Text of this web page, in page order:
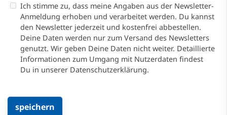
Ich stimme zu, dass meine Angaben aus der Newsletter-
Anmeldung erhoben und verarbeitet werden. Du kannst
den Newsletter jederzeit und kostenfrei abbestellen.
Deine Daten werden nur zum Versand des Newsletters
genutzt. Wir geben Deine Daten nicht weiter. Detaillierte
Informationen zum Umgang mit Nutzerdaten findest
Du in unserer Datenschutzerklärung.